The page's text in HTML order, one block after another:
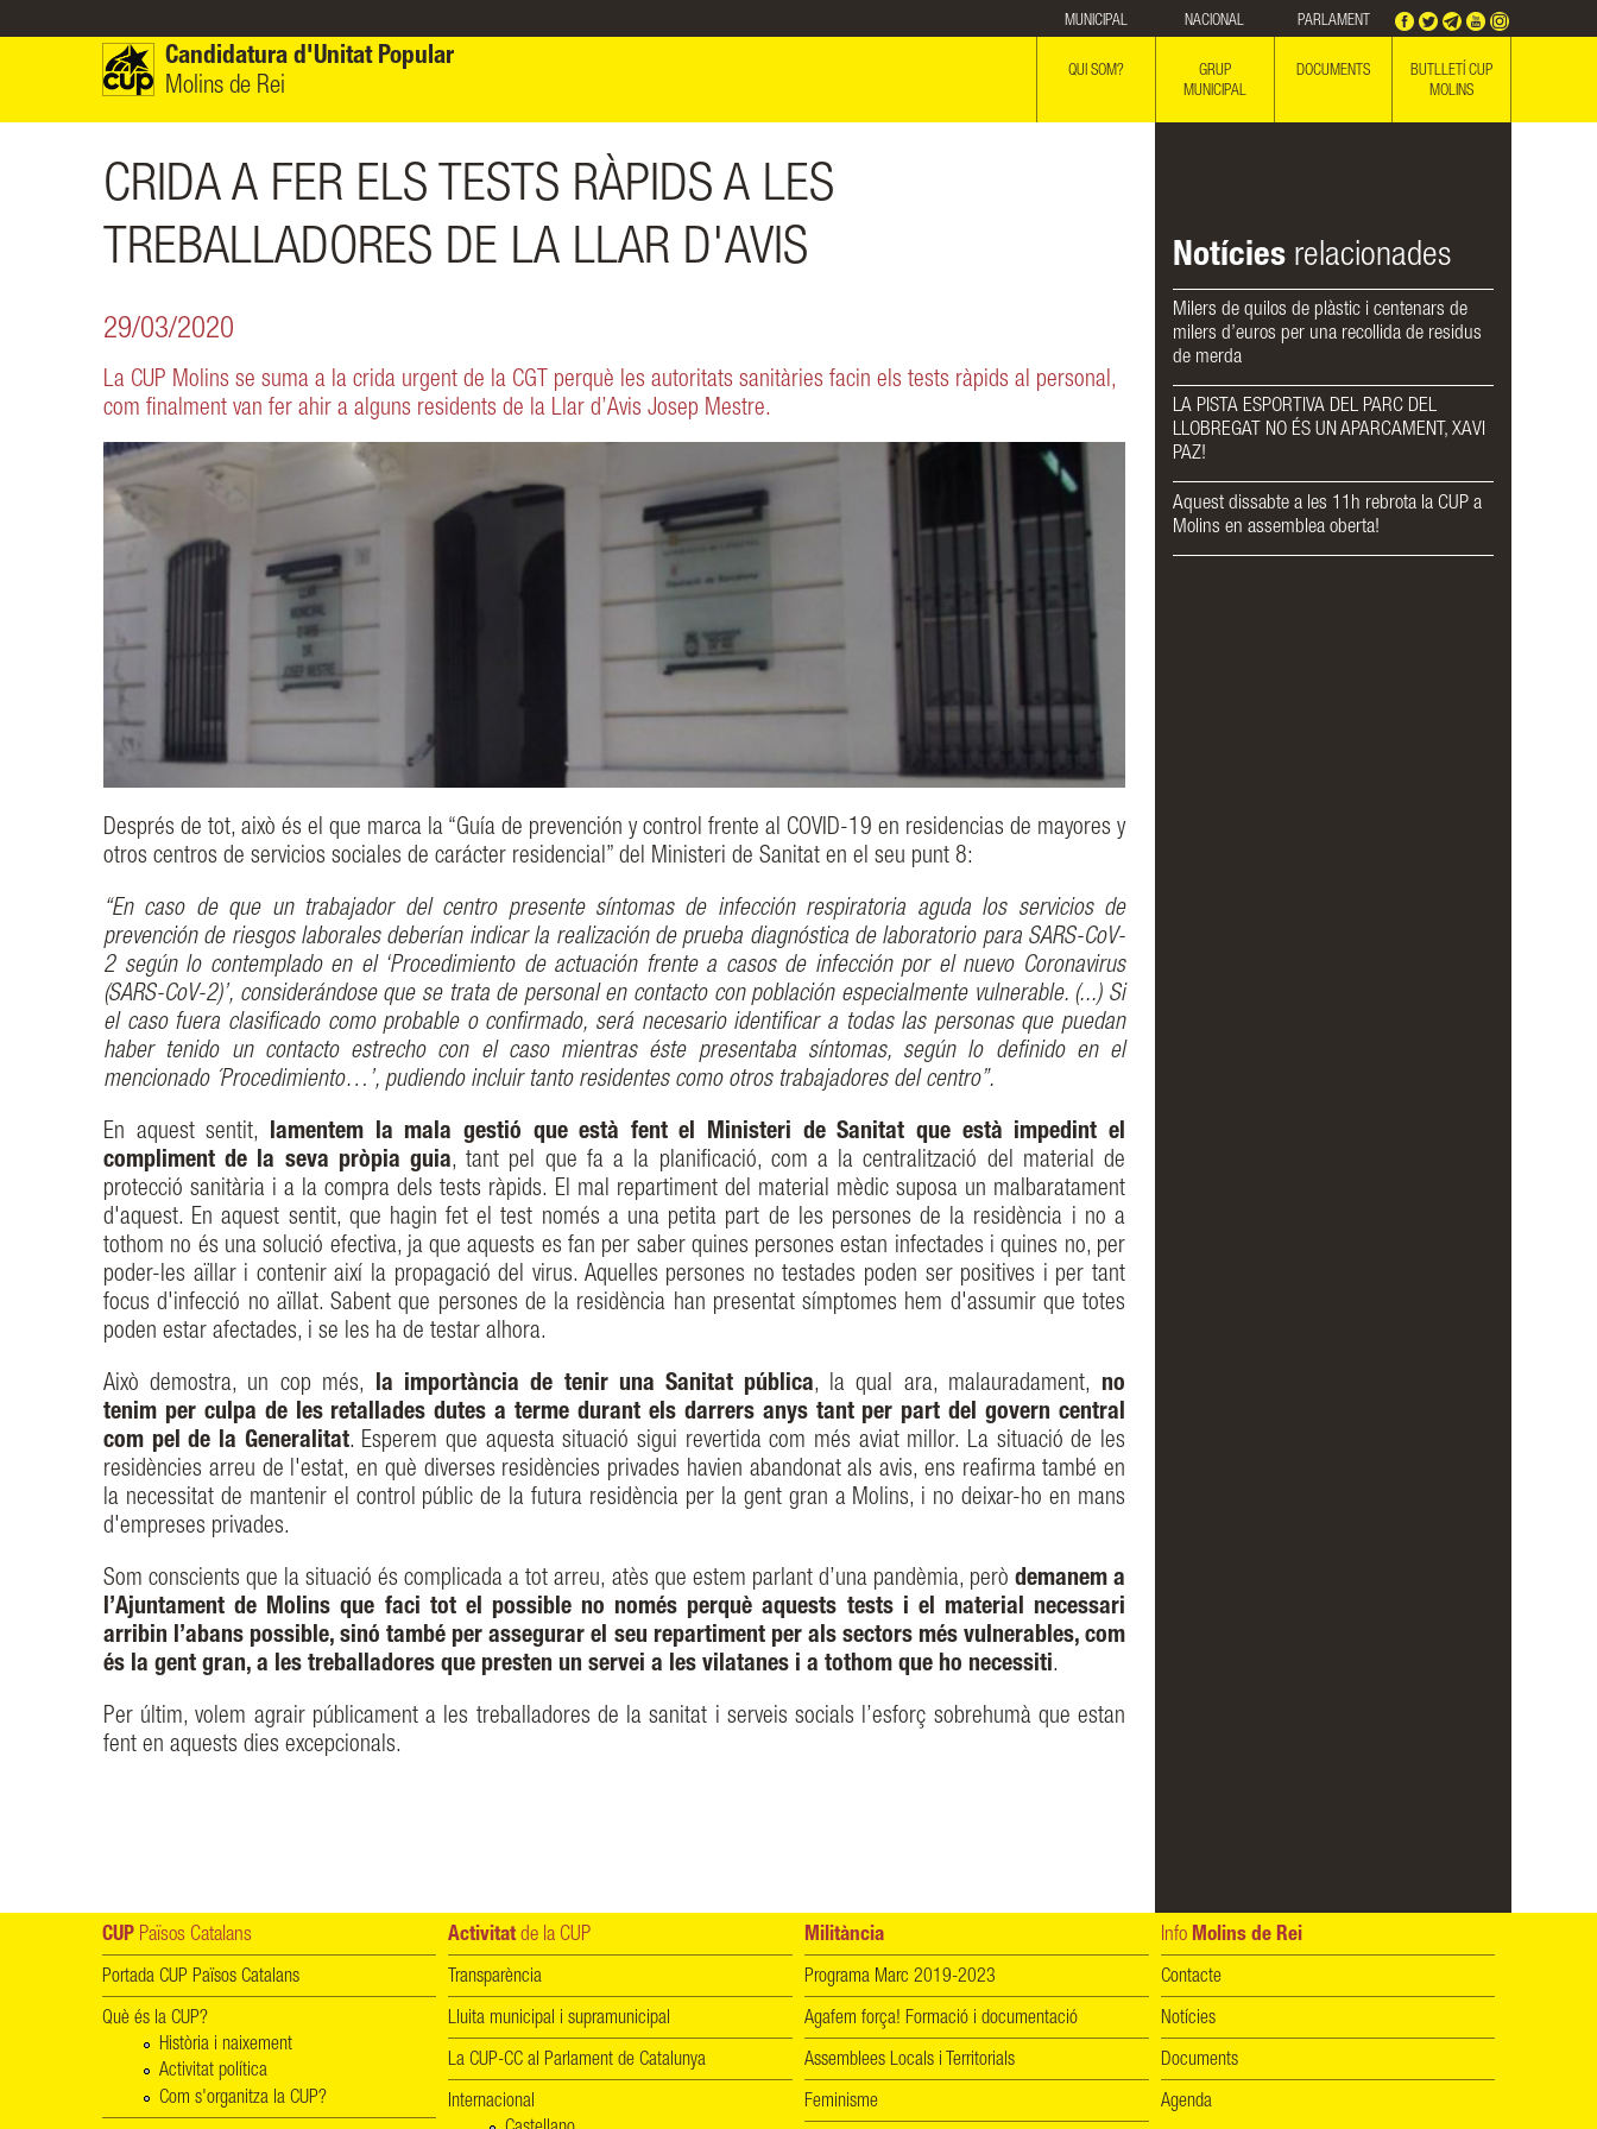
MUNICIPAL NACIONAL PARLAMENT
Candidatura d'Unitat Popular
Molins de Rei
QUI SOM?
GRUP
MUNICIPAL
DOCUMENTS
BUTLLETÍ CUP
MOLINS
CRIDA A FER ELS TESTS RÀPIDS A LES
TREBALLADORES DE LA LLAR D'AVIS
29/03/2020
La CUP Molins se suma a la crida urgent de la CGT perquè les autoritats sanitàries facin els tests ràpids al personal,
com finalment van fer ahir a alguns residents de la Llar d’Avis Josep Mestre.
Després de tot, això és el que marca la “Guía de prevención y control frente al COVID-19 en residencias de mayores y
otros centros de servicios sociales de carácter residencial” del Ministeri de Sanitat en el seu punt 8:
“En caso de que un trabajador del centro presente síntomas de infección respiratoria aguda los servicios de
prevención de riesgos laborales deberían indicar la realización de prueba diagnóstica de laboratorio para SARS-CoV-
2 según lo contemplado en el ‘Procedimiento de actuación frente a casos de infección por el nuevo Coronavirus
(SARS-CoV-2)’, considerándose que se trata de personal en contacto con población especialmente vulnerable. (...) Si
el caso fuera clasificado como probable o confirmado, será necesario identificar a todas las personas que puedan
haber tenido un contacto estrecho con el caso mientras éste presentaba síntomas, según lo definido en el
mencionado ´Procedimiento…’, pudiendo incluir tanto residentes como otros trabajadores del centro”.
En aquest sentit, lamentem la mala gestió que està fent el Ministeri de Sanitat que està impedint el
compliment de la seva pròpia guia, tant pel que fa a la planificació, com a la centralització del material de
protecció sanitària i a la compra dels tests ràpids. El mal repartiment del material mèdic suposa un malbaratament
d'aquest. En aquest sentit, que hagin fet el test només a una petita part de les persones de la residència i no a
tothom no és una solució efectiva, ja que aquests es fan per saber quines persones estan infectades i quines no, per
poder-les aïllar i contenir així la propagació del virus. Aquelles persones no testades poden ser positives i per tant
focus d'infecció no aïllat. Sabent que persones de la residència han presentat símptomes hem d'assumir que totes
poden estar afectades, i se les ha de testar alhora.
Això demostra, un cop més, la importància de tenir una Sanitat pública, la qual ara, malauradament, no
tenim per culpa de les retallades dutes a terme durant els darrers anys tant per part del govern central
com pel de la Generalitat. Esperem que aquesta situació sigui revertida com més aviat millor. La situació de les
residències arreu de l'estat, en què diverses residències privades havien abandonat als avis, ens reafirma també en
la necessitat de mantenir el control públic de la futura residència per la gent gran a Molins, i no deixar-ho en mans
d'empreses privades.
Som conscients que la situació és complicada a tot arreu, atès que estem parlant d’una pandèmia, però demanem a
l’Ajuntament de Molins que faci tot el possible no només perquè aquests tests i el material necessari
arribin l’abans possible, sinó també per assegurar el seu repartiment per als sectors més vulnerables, com
és la gent gran, a les treballadores que presten un servei a les vilatanes i a tothom que ho necessiti.
Per últim, volem agrair públicament a les treballadores de la sanitat i serveis socials l’esforç sobrehumà que estan
fent en aquests dies excepcionals.
Notícies relacionades
Milers de quilos de plàstic i centenars de
milers d’euros per una recollida de residus
de merda
LA PISTA ESPORTIVA DEL PARC DEL
LLOBREGAT NO ÉS UN APARCAMENT, XAVI
PAZ!
Aquest dissabte a les 11h rebrota la CUP a
Molins en assemblea oberta!
CUP Països Catalans
Portada CUP Països Catalans
Què és la CUP?
Història i naixement
Activitat política
Com s'organitza la CUP?
Activitat de la CUP
Transparència
Lluita municipal i supramunicipal
La CUP-CC al Parlament de Catalunya
Internacional
Militància
Programa Marc 2019-2023
Agafem força! Formació i documentació
Assemblees Locals i Territorials
Feminisme
Info Molins de Rei
Contacte
Notícies
Documents
Agenda